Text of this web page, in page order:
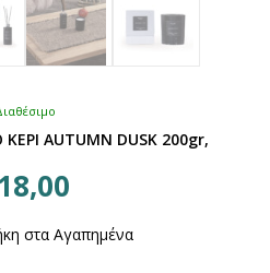
AUTUMN DUSK 200gr,
18,00
στα Αγαπημένα